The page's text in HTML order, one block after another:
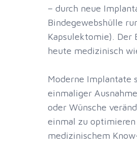
– durch neue
Bindegewebshülle
Kapsulektomie). Der
heute medizinisch
Moderne Implantate
einmaliger
oder Wünsche
einmal zu
medizinischem